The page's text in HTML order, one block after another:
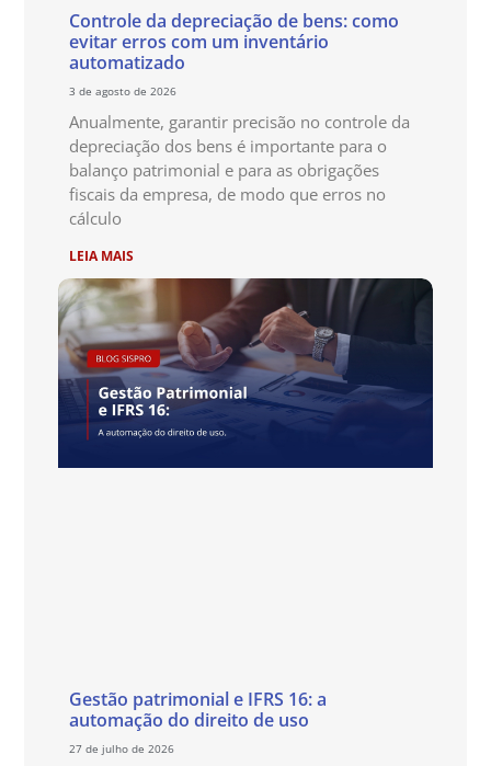
Controle da depreciação de bens: como
evitar erros com um inventário
automatizado
3 de agosto de 2026
Anualmente, garantir precisão no controle da
depreciação dos bens é importante para o
balanço patrimonial e para as obrigações
fiscais da empresa, de modo que erros no
cálculo
LEIA MAIS
Gestão patrimonial e IFRS 16: a
automação do direito de uso
27 de julho de 2026